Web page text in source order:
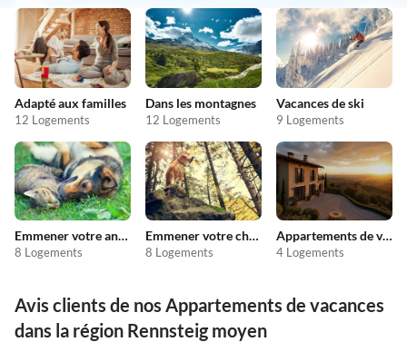
Adapté aux familles
12 Logements
Dans les montagnes
12 Logements
Vacances de ski
9 Logements
Emmener votre animal en vacances
8 Logements
Emmener votre chien en vacances
8 Logements
Appartements de vacances pas chers
4 Logements
Avis clients de nos Appartements de vacances
dans la région Rennsteig moyen